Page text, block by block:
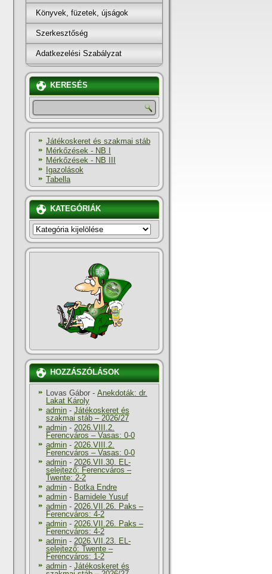
Könyvek, füzetek, újságok
Szerkesztőség
Adatkezelési Szabályzat
KERESÉS
Játékoskeret és szakmai stáb
Mérkőzések - NB I
Mérkőzések - NB III
Igazolások
Tabella
KATEGÓRIÁK
KATEGÓRIÁK
HOZZÁSZÓLÁSOK
Lovas Gábor - Anekdoták: dr.
Lakat Károly
admin - Játékoskeret és
szakmai stáb – 2026/27
admin - 2026.VIII.2.
Ferencváros – Vasas: 0-0
admin - 2026.VIII.2.
Ferencváros – Vasas: 0-0
admin - 2026.VII.30. EL-
selejtező: Ferencváros –
Twente: 2-2
admin - Botka Endre
admin - Bamidele Yusuf
admin - 2026.VII.26. Paks –
Ferencváros: 4-2
admin - 2026.VII.26. Paks –
Ferencváros: 4-2
admin - 2026.VII.23. EL-
selejtező: Twente –
Ferencváros: 1-2
admin - Játékoskeret és